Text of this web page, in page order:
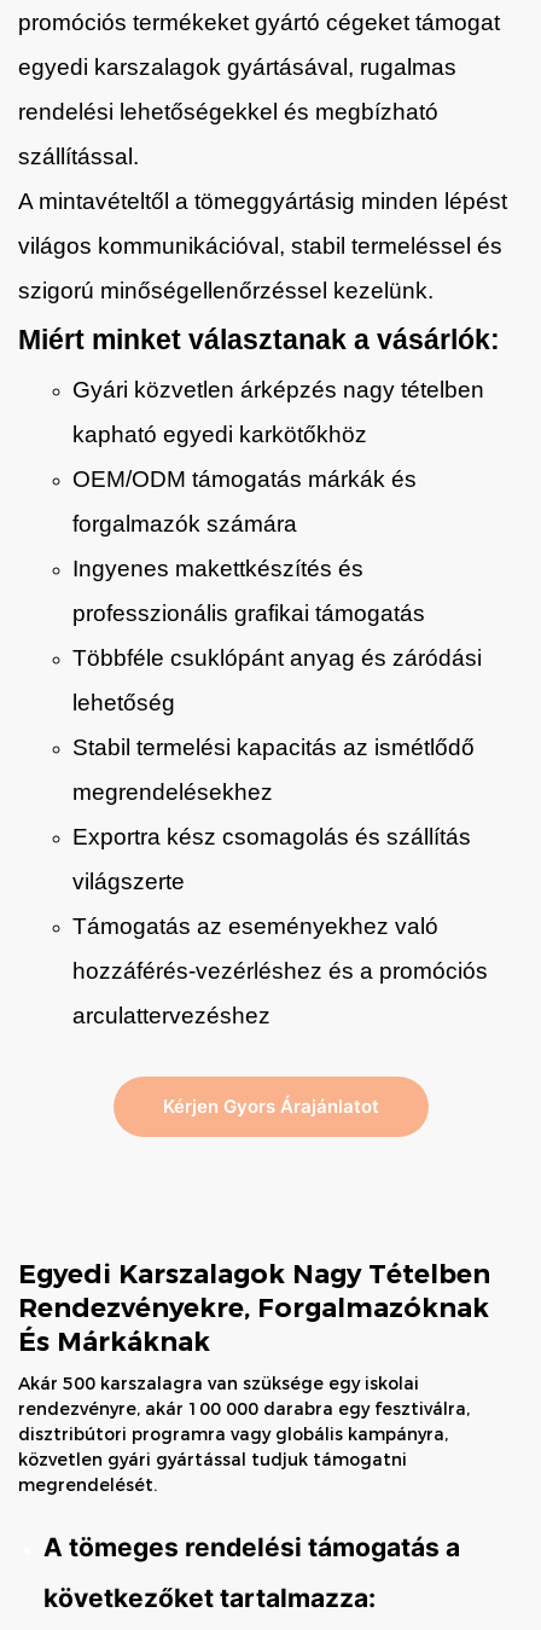
promóciós termékeket gyártó cégeket támogat
egyedi karszalagok gyártásával, rugalmas
rendelési lehetőségekkel és megbízható
szállítással.
A mintavételtől a tömeggyártásig minden lépést
világos kommunikációval, stabil termeléssel és
szigorú minőségellenőrzéssel kezelünk.
Miért minket választanak a vásárlók:
Gyári közvetlen árképzés nagy tételben
kapható egyedi karkötőkhöz
OEM/ODM támogatás márkák és
forgalmazók számára
Ingyenes makettkészítés és
professzionális grafikai támogatás
Többféle csuklópánt anyag és záródási
lehetőség
Stabil termelési kapacitás az ismétlődő
megrendelésekhez
Exportra kész csomagolás és szállítás
világszerte
Támogatás az eseményekhez való
hozzáférés-vezérléshez és a promóciós
arculattervezéshez
Kérjen Gyors Árajánlatot
Egyedi Karszalagok Nagy Tételben
Rendezvényekre, Forgalmazóknak
És Márkáknak
Akár 500 karszalagra van szüksége egy iskolai
rendezvényre, akár 100 000 darabra egy fesztiválra,
disztribútori programra vagy globális kampányra,
közvetlen gyári gyártással tudjuk támogatni
megrendelését.
A tömeges rendelési támogatás a
következőket tartalmazza: